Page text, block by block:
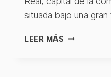
situada bajo una
LEER MÁS MOCLÍN